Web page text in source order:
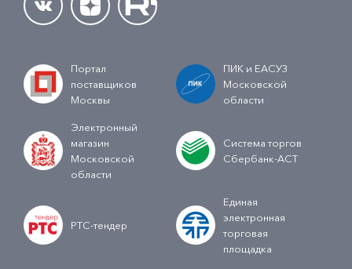
Портал
поставщиков
Москвы
ПИК и ЕАСУЗ
Московской
области
Электронный
магазин
Московской
области
Система торгов
Сбербанк-АСТ
РТС-тендер
Единая
электронная
торговая
площадка